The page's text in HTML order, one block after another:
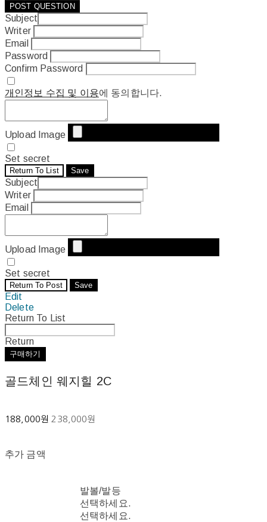
POST QUESTION
Subject
Writer
Email
Password
Confirm Password
개인정보 수집 및 이용에 동의합니다.
Upload Image
Set secret
Return To List Save
Subject
Writer
Email
Upload Image
Set secret
Return To Post Save
Edit
Delete
Return To List
Return
구매하기
골드체인 웨지힐 2C
188,000원 238,000원
추가 금액
발볼/발등
선택하세요.
선택하세요.